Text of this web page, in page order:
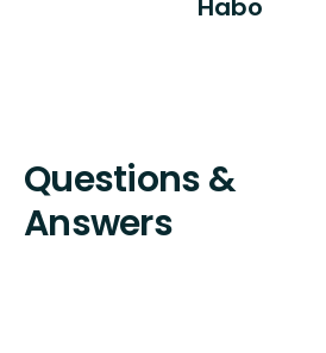
Habo
Questions &
Answers